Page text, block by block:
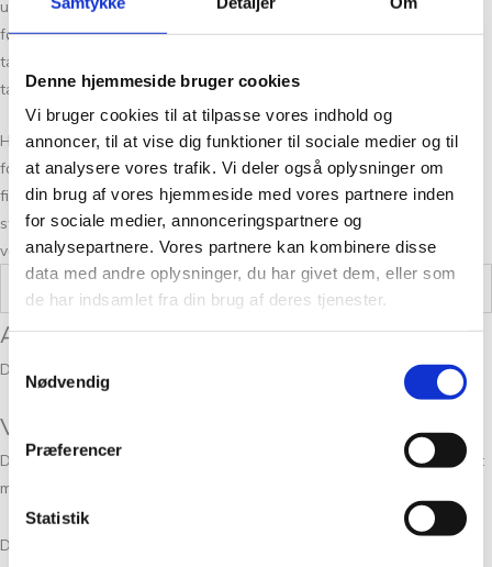
Denne hjemmeside bruger cookies
Vi bruger cookies til at tilpasse vores indhold og
annoncer, til at vise dig funktioner til sociale medier og til
at analysere vores trafik. Vi deler også oplysninger om
din brug af vores hjemmeside med vores partnere inden
for sociale medier, annonceringspartnere og
analysepartnere. Vores partnere kan kombinere disse
data med andre oplysninger, du har givet dem, eller som
de har indsamlet fra din brug af deres tjenester.
Nødvendig
Præferencer
Statistik
uden bivirkninger i forhold til allergikere og i øvrigt også kun holder til
første vask. Husk derfor at opbevare garn og strik i plastikposer eller
tætvævede bomuldsposer. En spand eller plastikbeholder med
tætsluttende låg er også velegnet.
Hos Tante Grøn CPH har vi et stort udvalg af garner i mange skønne
farver. Så hvis du vil have syn for sagen og mærke garnet mellem
fingrene, så kom forbi vores butik på Christian Winthers Vej. Vi
stræber altid efter en personlig og nøje vejledning så du er på sikker
vej med dine fremtidige strikkeeventyr.
Anmeldelser
Der er endnu ikke nogle anmeldelser.
Vær den første til at anmelde “Soft 33”
Din e-mailadresse vil ikke blive publiceret.
Krævede felter er markeret
med
Din bedømmelse